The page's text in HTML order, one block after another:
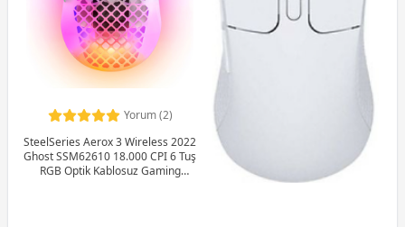
Yorum (2)
SteelSeries Aerox 3 Wireless 2022
Ghost SSM62610 18.000 CPI 6 Tuş
RGB Optik Kablosuz Gaming